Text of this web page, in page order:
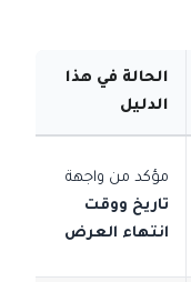
الحالة في هذا
الدليل
مؤكد من واجهة
تاريخ ووقت
انتهاء العرض